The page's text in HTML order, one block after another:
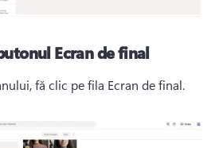
Ecran de final
fă clic pe fila Ecran de final.